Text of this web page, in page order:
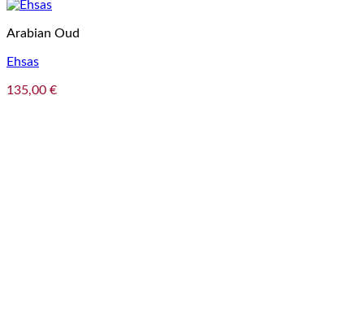
Arabian Oud
Ehsas
135,00 €